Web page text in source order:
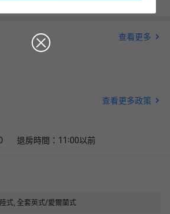
查看更多
查看更多政策
退房時間：11:00以前
式, 全套英式/愛爾蘭式